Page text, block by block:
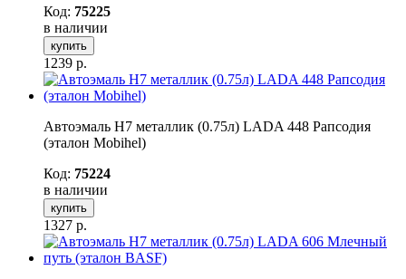
Код: 75225
в наличии
купить
1239 р.
Автоэмаль H7 металлик (0.75л) LADA 448 Рапсодия
(эталон Mobihel)
Код: 75224
в наличии
купить
1327 р.